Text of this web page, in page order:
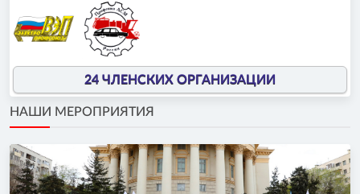
24 ЧЛЕНСКИХ ОРГАНИЗАЦИИ
НАШИ МЕРОПРИЯТИЯ